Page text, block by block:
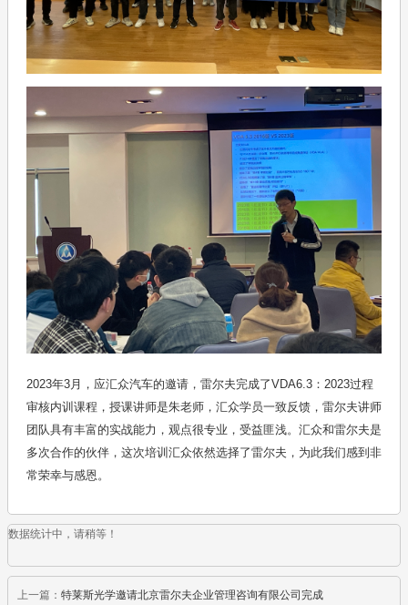
2023年3月，应汇众汽车的邀请，雷尔夫完成了VDA6.3：2023过程
审核内训课程，授课讲师是朱老师，汇众学员一致反馈，雷尔夫讲师
团队具有丰富的实战能力，观点很专业，受益匪浅。汇众和雷尔夫是
多次合作的伙伴，这次培训汇众依然选择了雷尔夫，为此我们感到非
常荣幸与感恩。
数据统计中，请稍等！
上一篇： 特莱斯光学邀请北京雷尔夫企业管理咨询有限公司完成